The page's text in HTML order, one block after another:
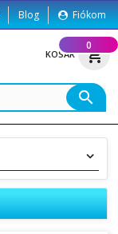
Blog Fiókom
KOSÁR shopping_cart
0
search